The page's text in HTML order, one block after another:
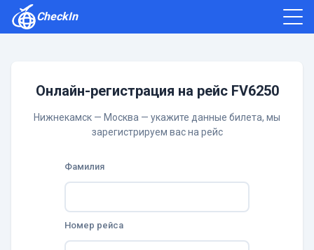
CheckIn
Онлайн-регистрация на рейс FV6250
Нижнекамск — Москва — укажите данные билета, мы
зарегистрируем вас на рейс
Фамилия
Номер рейса